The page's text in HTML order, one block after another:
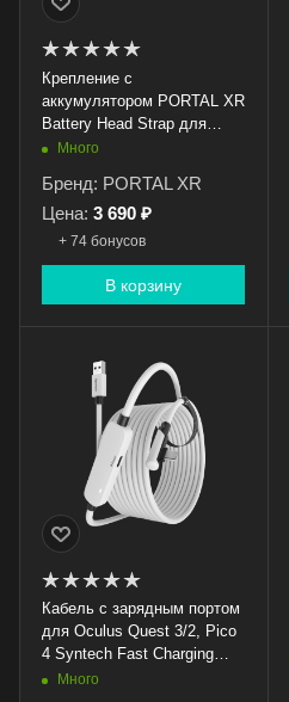
Крепление с
аккумулятором PORTAL XR
Battery Head Strap для
Oculus Quest 3/3S (8 000
Много
Бренд: PORTAL XR
Цена: 3 690 ₽
+ 74 бонусов
В корзину
Кабель с зарядным портом
для Oculus Quest 3/2, Pico
4 Syntech Fast Charging
Link, 5 метров, белый
Много